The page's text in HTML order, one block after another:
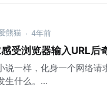
熊猫 · 4年前
受浏览器输入URL后
说一样，化身一个网络请
生什么。...